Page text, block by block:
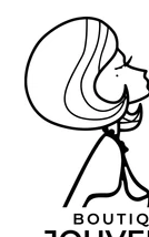
contenu